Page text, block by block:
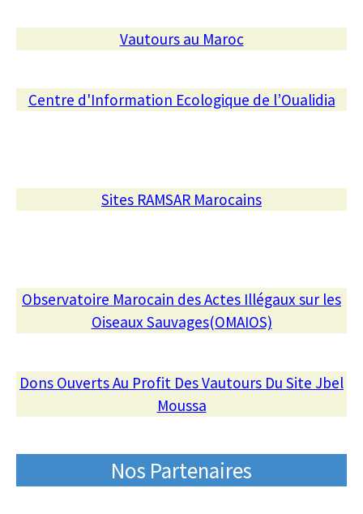
Vautours au Maroc
Centre d'Information Ecologique de l’Oualidia
Sites RAMSAR Marocains
Observatoire Marocain des Actes Illégaux sur les
Oiseaux Sauvages(OMAIOS)
Dons Ouverts Au Profit Des Vautours Du Site Jbel
Moussa
Nos Partenaires